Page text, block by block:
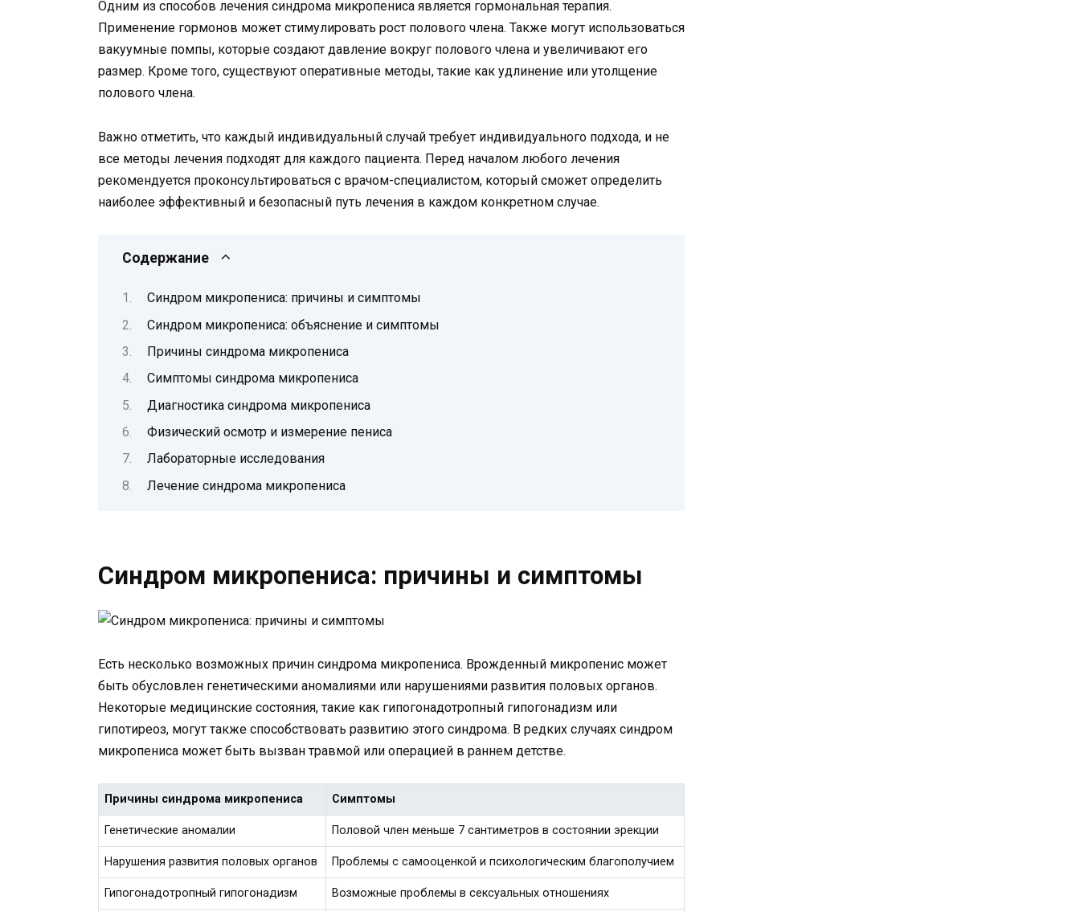
Одним из способов лечения синдрома микропениса является гормональная терапия.
Применение гормонов может стимулировать рост полового члена. Также могут использоваться
вакуумные помпы, которые создают давление вокруг полового члена и увеличивают его
размер. Кроме того, существуют оперативные методы, такие как удлинение или утолщение
полового члена.
Важно отметить, что каждый индивидуальный случай требует индивидуального подхода, и не
все методы лечения подходят для каждого пациента. Перед началом любого лечения
рекомендуется проконсультироваться с врачом-специалистом, который сможет определить
наиболее эффективный и безопасный путь лечения в каждом конкретном случае.
Содержание
Синдром микропениса: причины и симптомы
Синдром микропениса: объяснение и симптомы
Причины синдрома микропениса
Симптомы синдрома микропениса
Диагностика синдрома микропениса
Физический осмотр и измерение пениса
Лабораторные исследования
Лечение синдрома микропениса
Синдром микропениса: причины и симптомы
Есть несколько возможных причин синдрома микропениса. Врожденный микропенис может
быть обусловлен генетическими аномалиями или нарушениями развития половых органов.
Некоторые медицинские состояния, такие как гипогонадотропный гипогонадизм или
гипотиреоз, могут также способствовать развитию этого синдрома. В редких случаях синдром
микропениса может быть вызван травмой или операцией в раннем детстве.
Причины синдрома микропениса Симптомы
Генетические аномалии Половой член меньше 7 сантиметров в состоянии эрекции
Нарушения развития половых органов Проблемы с самооценкой и психологическим благополучием
Гипогонадотропный гипогонадизм Возможные проблемы в сексуальных отношениях